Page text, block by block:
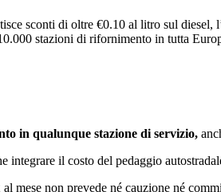
sconti di oltre €0.10 al litro sul diesel,
stazioni di rifornimento in tutta
in qualunque stazione di servizio,
integrare il costo del pedaggio
non prevede né cauzione né